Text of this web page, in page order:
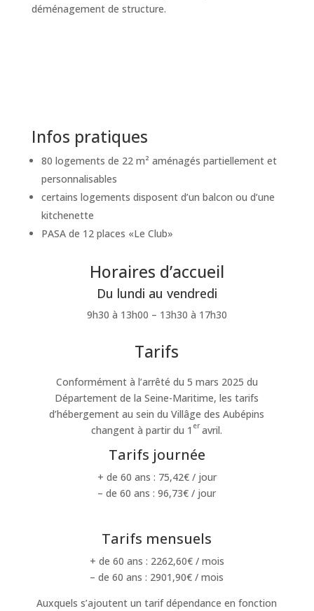
déménagement de structure.
Infos pratiques
80 logements de 22 m² aménagés partiellement et
personnalisables
certains logements disposent d’un balcon ou d’une
kitchenette
PASA de 12 places «Le Club»
Horaires d’accueil
Du lundi au vendredi
9h30 à 13h00 – 13h30 à 17h30
Tarifs
Conformément à l’arrêté du 5 mars 2025 du
Département de la Seine-Maritime, les tarifs
d’hébergement au sein du Villâge des Aubépins
changent à partir du 1 er avril.
Tarifs journée
+ de 60 ans : 75,42€ / jour
– de 60 ans : 96,73€ / jour
Tarifs mensuels
+ de 60 ans : 2262,60€ / mois
– de 60 ans : 2901,90€ / mois
Auxquels s’ajoutent un tarif dépendance en fonction